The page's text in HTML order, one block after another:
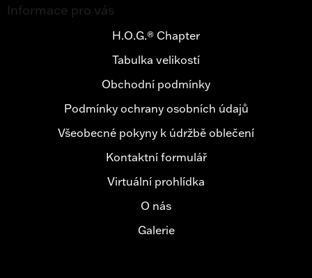
Informace pro vás
H.O.G.® Chapter
Tabulka velikostí
Obchodní podmínky
Podmínky ochrany osobních údajů
Všeobecné pokyny k údržbě oblečení
Kontaktní formulář
Virtuální prohlídka
O nás
Galerie